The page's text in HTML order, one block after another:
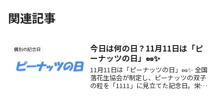
関連記事
個別の記念日
今日は何の日？11月11日は「ピ
ーナッツの日」🥜✨
11月11日は「ピーナッツの日」🥜✨ 全国
落花生協会が制定し、ピーナッツの双子
の粒を「1111」に見立てた記念日。栄養